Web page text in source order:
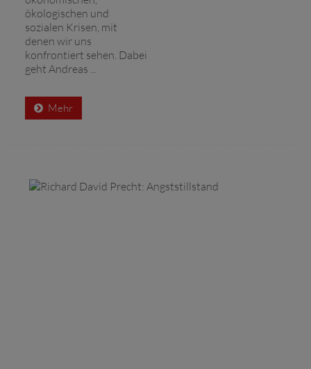
ökologischen und
sozialen Krisen, mit
denen wir uns
konfrontiert sehen. Dabei
geht Andreas ...
Mehr